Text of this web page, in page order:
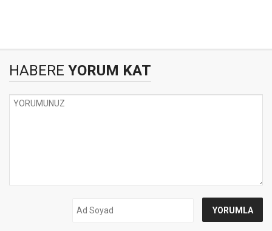
HABERE YORUM KAT